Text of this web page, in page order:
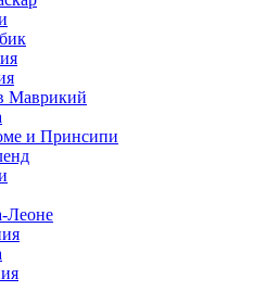
Маврикий
и Принсипи
Леоне